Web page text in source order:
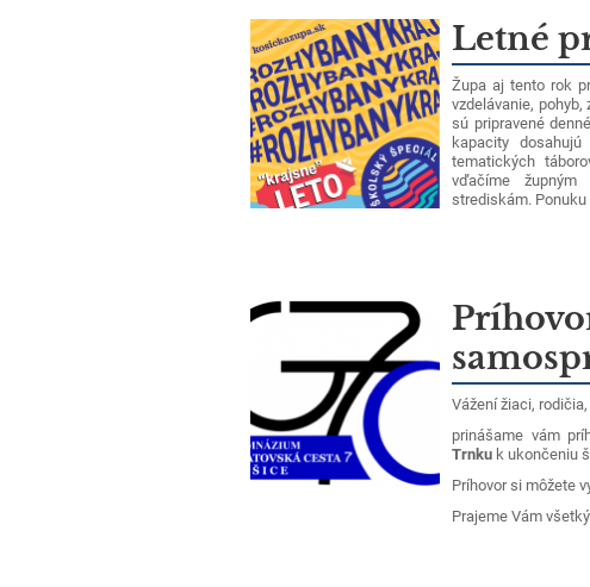
Novinky Letné
Župa aj tento rok
vzdelávanie,
sú pripravené
kapacity
tematických
vďačíme župným
strediskám. Ponuku
Vážení žiaci,
prinášame vám
Trnku k ukončeniu
Príhovor si môžete
Prajeme Vám